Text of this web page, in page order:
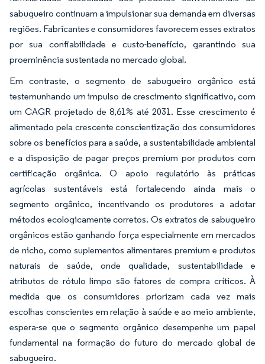
sabugueiro continuam a impulsionar sua demanda em diversas
regiões. Fabricantes e consumidores favorecem esses extratos
por sua confiabilidade e custo-benefício, garantindo sua
proeminência sustentada no mercado global.
Em contraste, o segmento de sabugueiro orgânico está
testemunhando um impulso de crescimento significativo, com
um CAGR projetado de 8,61% até 2031. Esse crescimento é
alimentado pela crescente conscientização dos consumidores
sobre os benefícios para a saúde, a sustentabilidade ambiental
e a disposição de pagar preços premium por produtos com
certificação orgânica. O apoio regulatório às práticas
agrícolas sustentáveis está fortalecendo ainda mais o
segmento orgânico, incentivando os produtores a adotar
métodos ecologicamente corretos. Os extratos de sabugueiro
orgânicos estão ganhando força especialmente em mercados
de nicho, como suplementos alimentares premium e produtos
naturais de saúde, onde qualidade, sustentabilidade e
atributos de rótulo limpo são fatores de compra críticos. À
medida que os consumidores priorizam cada vez mais
escolhas conscientes em relação à saúde e ao meio ambiente,
espera-se que o segmento orgânico desempenhe um papel
fundamental na formação do futuro do mercado global de
sabugueiro.